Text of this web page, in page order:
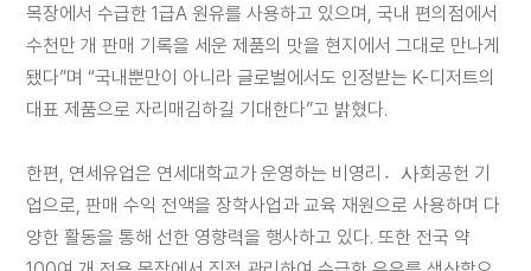
목장에서 수급한 1급A 원유를 사용하고 있으며, 국내 편의점에서
수천만 개 판매 기록을 세운 제품의 맛을 현지에서 그대로 만나게
됐다”며 “국내뿐만이 아니라 글로벌에서도 인정받는 K-디저트의
대표 제품으로 자리매김하길 기대한다”고 밝혔다.
한편, 연세유업은 연세대학교가 운영하는 비영리사〮회공헌 기
업으로, 판매 수익 전액을 장학사업과 교육 재원으로 사용하며 다
양한 활동을 통해 선한 영향력을 행사하고 있다. 또한 전국 약